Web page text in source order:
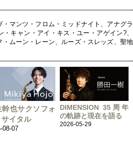
マンツ・フロム・ミッドナイト、アナグラ
キャン・アイ・キス・ユー・アゲイン?、
ムーン・レーン、ルーズ・スレッズ、聖地
幹也サクソフォ
サイタル
08-07
DIMENSION 35周年
の軌跡と現在を語る
2026-05-29